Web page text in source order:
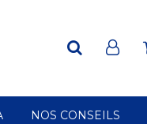
NOS CONSEILS